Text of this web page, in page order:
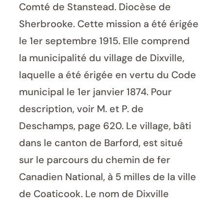
Comté de Stanstead. Diocèse de
Sherbrooke. Cette mission a été érigée
le 1er septembre 1915. Elle comprend
la municipalité du village de Dixville,
laquelle a été érigée en vertu du Code
municipal le 1er janvier 1874. Pour
description, voir M. et P. de
Deschamps, page 620. Le village, bâti
dans le canton de Barford, est situé
sur le parcours du chemin de fer
Canadien National, à 5 milles de la ville
de Coaticook. Le nom de Dixville